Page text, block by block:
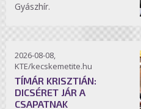
Gyászhír.
2026-08-08,
KTE/kecskemetite.hu
TÍMÁR KRISZTIÁN:
DICSÉRET JÁR A
CSAPATNAK